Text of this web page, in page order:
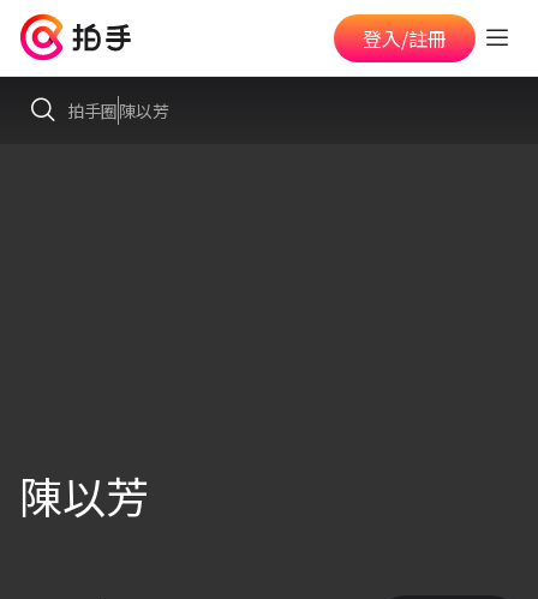
登入/註冊
拍手圈陳以芳
陳以芳